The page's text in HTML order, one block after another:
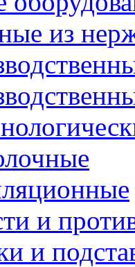
из
и
и